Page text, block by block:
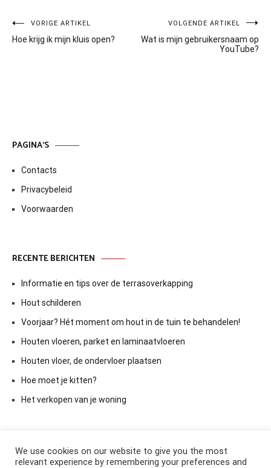
Bericht
navigatie
VORIGE ARTIKEL
Hoe krijg ik mijn kluis open?
VOLGENDE ARTIKEL
Wat is mijn gebruikersnaam op
YouTube?
PAGINA’S
Contacts
Privacybeleid
Voorwaarden
RECENTE BERICHTEN
Informatie en tips over de terrasoverkapping
Hout schilderen
Voorjaar? Hét moment om hout in de tuin te behandelen!
Houten vloeren, parket en laminaatvloeren
Houten vloer, de ondervloer plaatsen
Hoe moet je kitten?
Het verkopen van je woning
We use cookies on our website to give you the most
relevant experience by remembering your preferences and